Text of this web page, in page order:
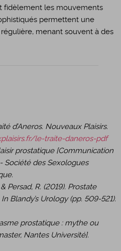
fidèlement les mouvements
permettent une
menant souvent à des
d’Aneros. Nouveaux Plaisirs.
le-traite-daneros-pdf
prostatique [Communication
Société des Sexologues
Persad, R. (2019). Prostate
Blandy’s Urology (pp. 509-521).
prostatique : mythe ou
Nantes Université].